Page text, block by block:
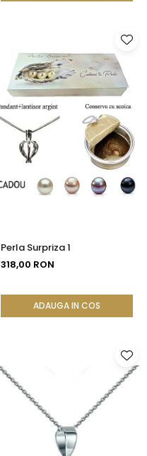
Perla Surpriza 1
318,00 RON
ADAUGA IN COS